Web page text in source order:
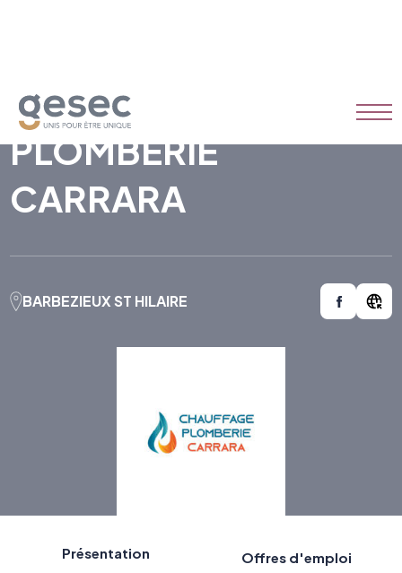
CHAUFFAGE
PLOMBERIE
CARRARA
BARBEZIEUX ST HILAIRE
Présentation Offres d'emploi